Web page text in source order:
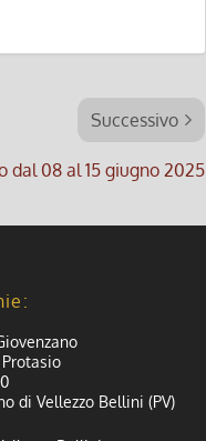
Successivo
dal 08 al 15 giugno 2025
di Vellezzo Bellini (PV)